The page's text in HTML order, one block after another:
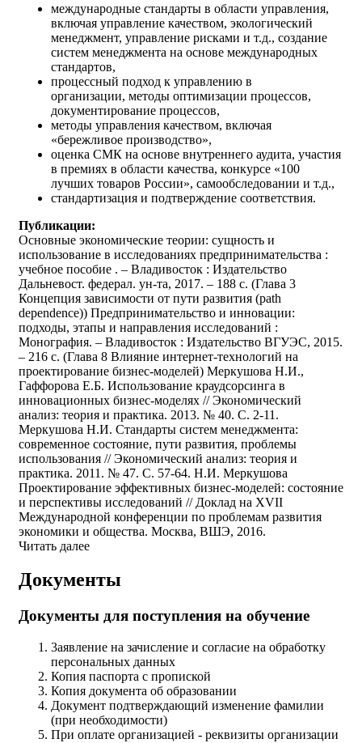
международные стандарты в области управления,
включая управление качеством, экологический
менеджмент, управление рисками и т.д., создание
систем менеджмента на основе международных
стандартов,
процессный подход к управлению в
организации, методы оптимизации процессов,
документирование процессов,
методы управления качеством, включая
«бережливое производство»,
оценка СМК на основе внутреннего аудита, участия
в премиях в области качества, конкурсе «100
лучших товаров России», самообследовании и т.д.,
стандартизация и подтверждение соответствия.
Публикации:
Основные экономические теории: сущность и
использование в исследованиях предпринимательства :
учебное пособие . – Владивосток : Издательство
Дальневост. федерал. ун-та, 2017. – 188 с. (Глава 3
Концепция зависимости от пути развития (path
dependence)) Предпринимательство и инновации:
подходы, этапы и направления исследований :
Монография. – Владивосток : Издательство ВГУЭС, 2015.
– 216 с. (Глава 8 Влияние интернет-технологий на
проектирование бизнес-моделей) Меркушова Н.И.,
Гаффорова Е.Б. Использование краудсорсинга в
инновационных бизнес-моделях // Экономический
анализ: теория и практика. 2013. № 40. С. 2-11.
Меркушова Н.И. Стандарты систем менеджмента:
современное состояние, пути развития, проблемы
использования // Экономический анализ: теория и
практика. 2011. № 47. С. 57-64. Н.И. Меркушова
Проектирование эффективных бизнес-моделей: состояние
и перспективы исследований // Доклад на XVII
Международной конференции по проблемам развития
экономики и общества. Москва, ВШЭ, 2016.
Читать далее
Документы
Документы для поступления на обучение
3аявление на зачисление и согласие на обработку
персональных данных
Копия паспорта с пропиской
Копия документа об образовании
Документ подтверждающий изменение фамилии
(при необходимости)
При оплате организацией - реквизиты организации